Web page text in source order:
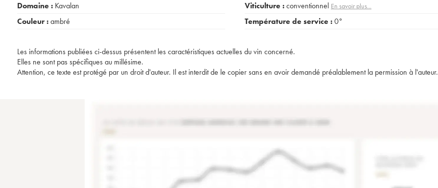
Domaine : Kavalan
Couleur :ambré
Viticulture :conventionnel En savoir plus...
Température de service :0°
Les informations publiées ci-dessus présentent les caractéristiques actuelles du vin concerné.
Elles ne sont pas spécifiques au millésime.
Attention, ce texte est protégé par un droit d'auteur. Il est interdit de le copier sans en avoir demandé préalablement la permission à l'auteur.